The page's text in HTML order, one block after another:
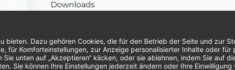
Downloads